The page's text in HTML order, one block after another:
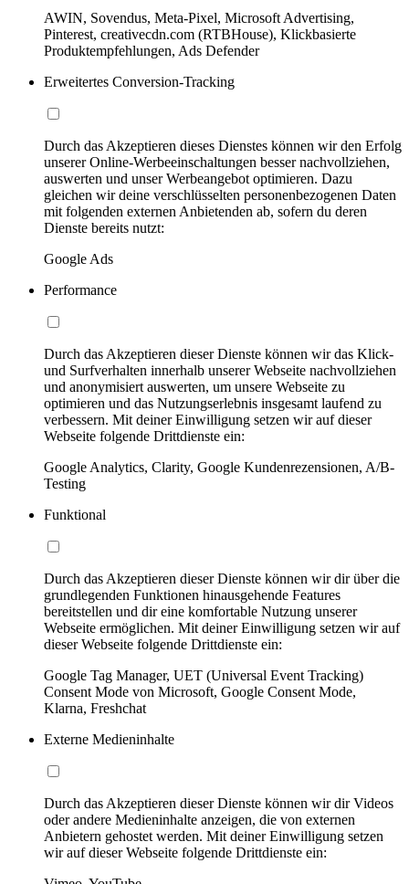
AWIN, Sovendus, Meta-Pixel, Microsoft Advertising,
Pinterest, creativecdn.com (RTBHouse), Klickbasierte
Produktempfehlungen, Ads Defender
Erweitertes Conversion-Tracking
Durch das Akzeptieren dieses Dienstes können wir den Erfolg
unserer Online-Werbeeinschaltungen besser nachvollziehen,
auswerten und unser Werbeangebot optimieren. Dazu
gleichen wir deine verschlüsselten personenbezogenen Daten
mit folgenden externen Anbietenden ab, sofern du deren
Dienste bereits nutzt:
Google Ads
Performance
Durch das Akzeptieren dieser Dienste können wir das Klick-
und Surfverhalten innerhalb unserer Webseite nachvollziehen
und anonymisiert auswerten, um unsere Webseite zu
optimieren und das Nutzungserlebnis insgesamt laufend zu
verbessern. Mit deiner Einwilligung setzen wir auf dieser
Webseite folgende Drittdienste ein:
Google Analytics, Clarity, Google Kundenrezensionen, A/B-
Testing
Funktional
Durch das Akzeptieren dieser Dienste können wir dir über die
grundlegenden Funktionen hinausgehende Features
bereitstellen und dir eine komfortable Nutzung unserer
Webseite ermöglichen. Mit deiner Einwilligung setzen wir auf
dieser Webseite folgende Drittdienste ein:
Google Tag Manager, UET (Universal Event Tracking)
Consent Mode von Microsoft, Google Consent Mode,
Klarna, Freshchat
Externe Medieninhalte
Durch das Akzeptieren dieser Dienste können wir dir Videos
oder andere Medieninhalte anzeigen, die von externen
Anbietern gehostet werden. Mit deiner Einwilligung setzen
wir auf dieser Webseite folgende Drittdienste ein: